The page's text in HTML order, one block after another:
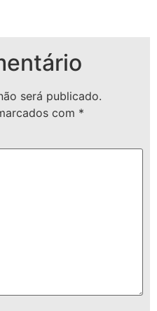
será publicado.
com *